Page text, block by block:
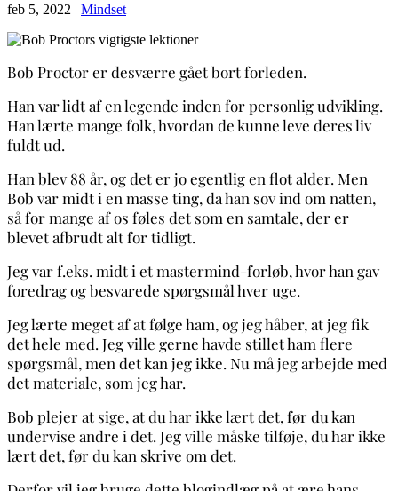
feb 5, 2022 | Mindset
Bob Proctor er desværre gået bort forleden.
Han var lidt af en legende inden for personlig udvikling.
Han lærte mange folk, hvordan de kunne leve deres liv
fuldt ud.
Han blev 88 år, og det er jo egentlig en flot alder. Men
Bob var midt i en masse ting, da han sov ind om natten,
så for mange af os føles det som en samtale, der er
blevet afbrudt alt for tidligt.
Jeg var f.eks. midt i et mastermind-forløb, hvor han gav
foredrag og besvarede spørgsmål hver uge.
Jeg lærte meget af at følge ham, og jeg håber, at jeg fik
det hele med. Jeg ville gerne havde stillet ham flere
spørgsmål, men det kan jeg ikke. Nu må jeg arbejde med
det materiale, som jeg har.
Bob plejer at sige, at du har ikke lært det, før du kan
undervise andre i det. Jeg ville måske tilføje, du har ikke
lært det, før du kan skrive om det.